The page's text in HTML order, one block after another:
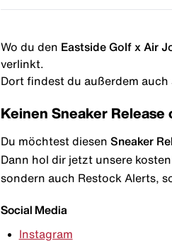
Wo du den Eastside Golf x Air
verlinkt.
Dort findest du außerdem auch
Keinen Sneaker
Du möchtest diesen Sneaker
Dann hol dir jetzt unsere
sondern auch Restock Alerts,
Social Media
Instagram